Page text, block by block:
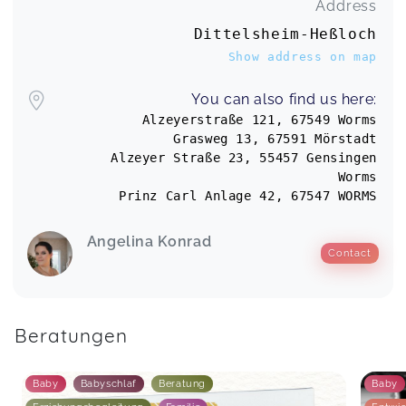
Der Kurs mit Angelina war sehr informativ und
Austausch.
Stillvorbereitung Workshop
Bettina,Oct 12
entspannten Atmosphäre wurden wir informiert
es empfehlen 🥰
Stillvorbereitung Workshop
Address
Dittelsheim-Heßloch
Show address on map
You can also find us here:
Alzeyerstraße 121, 67549 Worms
Grasweg 13, 67591 Mörstadt
Alzeyer Straße 23, 55457 Gensingen
Worms
Prinz Carl Anlage 42, 67547 WORMS
Angelina Konrad
Contact
Beratungen
Baby Babyschlaf Beratung Baby